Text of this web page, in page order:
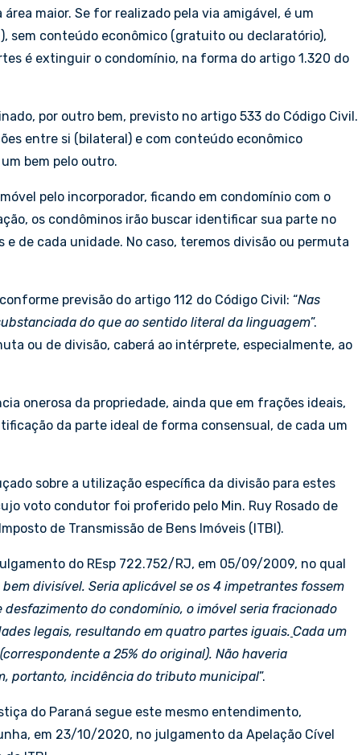
maior. Se for realizado pela via amigável, é um
sem conteúdo econômico (gratuito ou declaratório),
é extinguir o condomínio, na forma do artigo 1.320 do
por outro bem, previsto no artigo 533 do Código Civil.
entre si (bilateral) e com conteúdo econômico
bem pelo outro.
pelo incorporador, ficando em condomínio com o
os condôminos irão buscar identificar sua parte no
de cada unidade. No caso, teremos divisão ou permuta
previsão do artigo 112 do Código Civil: “Nas
do que ao sentido literal da linguagem”.
ou de divisão, caberá ao intérprete, especialmente, ao
onerosa da propriedade, ainda que em frações ideais,
da parte ideal de forma consensual, de cada um
sobre a utilização específica da divisão para estes
voto condutor foi proferido pelo Min. Ruy Rosado de
de Transmissão de Bens Imóveis (ITBI).
do REsp 722.752/RJ, em 05/09/2009, no qual
divisível. Seria aplicável se os 4 impetrantes fossem
do condomínio, o imóvel seria fracionado
legais, resultando em quatro partes iguais. Cada um
a 25% do original). Não haveria
portanto, incidência do tributo municipal”.
do Paraná segue este mesmo entendimento,
em 23/10/2020, no julgamento da Apelação Cível